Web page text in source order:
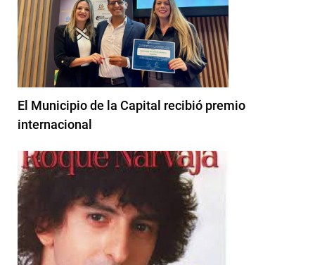
El Municipio de la Capital recibió premio
internacional